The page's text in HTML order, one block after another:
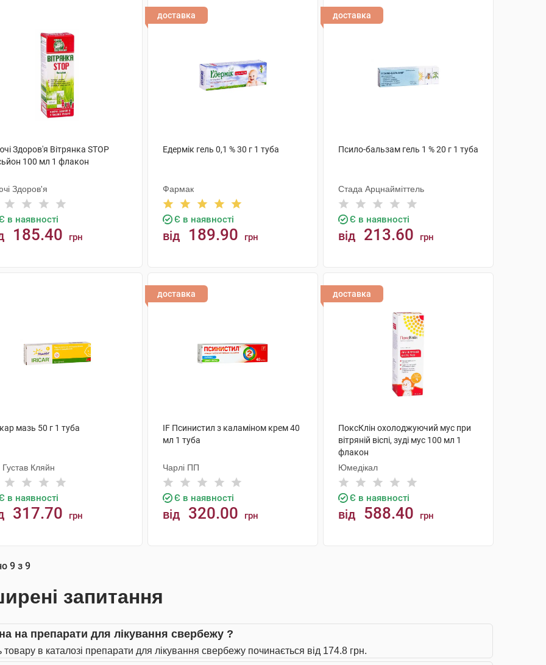
Здоров'я Вітрянка STOP
100 мл 1 флакон
Здоров'я
в наявності
185.40 грн
доставка
Едермік гель 0,1 % 30 г 1 туба
Фармак
Є в наявності
від 189.90 грн
доставка
Псило-бальзам гель 1 % 20 г 1 туба
Стада Арцнайміттель
Є в наявності
від 213.60 грн
мазь 50 г 1 туба
Кляйн
в наявності
317.70 грн
доставка
IF Псинистил з каламіном крем 40
мл 1 туба
Чарлі ПП
Є в наявності
від 320.00 грн
доставка
ПоксКлін охолоджуючий мус при
вітряній віспі, зуді мус 100 мл 1
флакон
Юмедікал
Є в наявності
від 588.40 грн
9 з 9
запитання
на препарати для лікування свербежу ?
товару в каталозі препарати для лікування свербежу починається від 174.8 грн.